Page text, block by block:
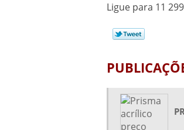
Ligue para 11